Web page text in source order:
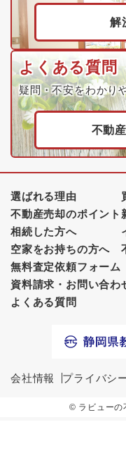
解
よくある質問
疑問・不安をわかり
不動
選ばれる理由
不動産売却のポイント
相続した方へ
空家をお持ちの方へ
無料査定依頼フォーム
資料請求・お問い合わ
よくある質問
会社情報 プライバシ
© ラビュー